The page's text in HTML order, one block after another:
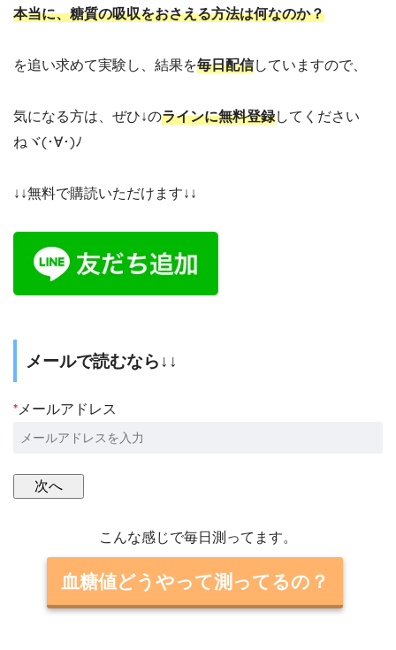
本当に、糖質の吸収をおさえる方法は何なのか？
を追い求めて実験し、結果を毎日配信していますので、
気になる方は、ぜひ↓のラインに無料登録してください
ねヾ(･∀･)ﾉ
↓↓無料で購読いただけます↓↓
メールで読むなら↓↓
* メールアドレス
こんな感じで毎日測ってます。
血糖値どうやって測ってるの？